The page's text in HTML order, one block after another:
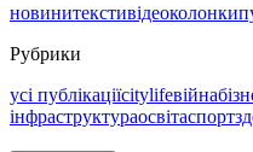
новинитекстивідеоколонки
Рубрики
усі публікаціїcitylifeвійна
інфраструктураосвітаспорт